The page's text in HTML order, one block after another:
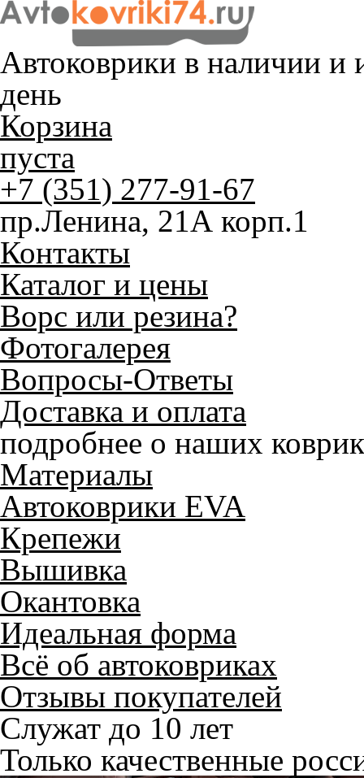
Автоковрики в наличии и
день
Корзина
пуста
+7 (351) 277-91-67
пр.Ленина, 21А корп.1
Контакты
Каталог и цены
Ворс или резина?
Фотогалерея
Вопросы-Ответы
Доставка и оплата
подробнее о наших
Материалы
Автоковрики EVA
Крепежи
Вышивка
Окантовка
Идеальная форма
Всё об автоковриках
Отзывы покупателей
Служат до 10 лет
Только качественные